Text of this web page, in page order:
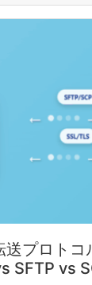
送プロトコ
SFTP vs